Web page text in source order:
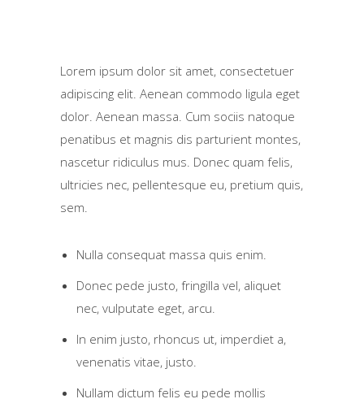
Lorem ipsum dolor sit amet, consectetuer
adipiscing elit. Aenean commodo ligula eget
dolor. Aenean massa. Cum sociis natoque
penatibus et magnis dis parturient montes,
nascetur ridiculus mus. Donec quam felis,
ultricies nec, pellentesque eu, pretium quis,
sem.
Nulla consequat massa quis enim.
Donec pede justo, fringilla vel, aliquet
nec, vulputate eget, arcu.
In enim justo, rhoncus ut, imperdiet a,
venenatis vitae, justo.
Nullam dictum felis eu pede mollis